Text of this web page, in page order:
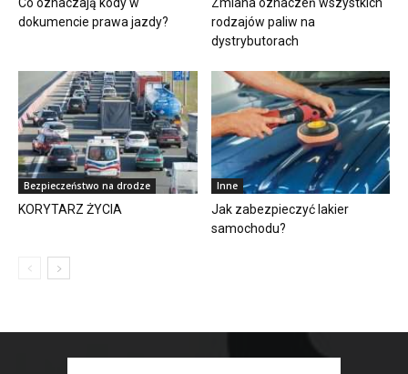
dokumencie prawa jazdy?
rodzajów paliw na
dystrybutorach
Bezpieczeństwo na drodze
KORYTARZ ŻYCIA
Inne
Jak zabezpieczyć lakier
samochodu?